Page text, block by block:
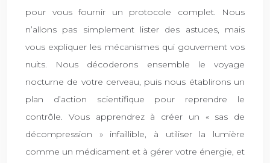
pour vous fournir un protocole complet. Nous
n’allons pas simplement lister des astuces, mais
vous expliquer les mécanismes qui gouvernent vos
nuits. Nous décoderons ensemble le voyage
nocturne de votre cerveau, puis nous établirons un
plan d’action scientifique pour reprendre le
contrôle. Vous apprendrez à créer un « sas de
décompression » infaillible, à utiliser la lumière
comme un médicament et à gérer votre énergie, et